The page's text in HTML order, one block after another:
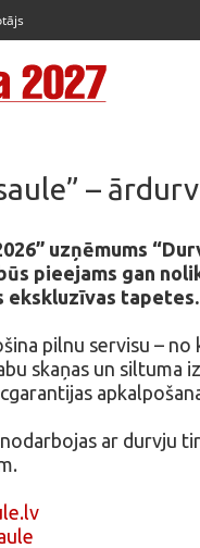
–
uzņēmums
pieejams gan
tapetes.
pilnu servisu –
skaņas un
nodarbojas ar durvju